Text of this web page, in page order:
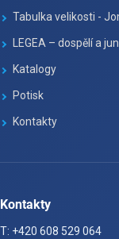
Tabulka velikosti -
LEGEA – dospělí a
Katalogy
Potisk
Kontakty
Kontakty
T: +420 608 529 064